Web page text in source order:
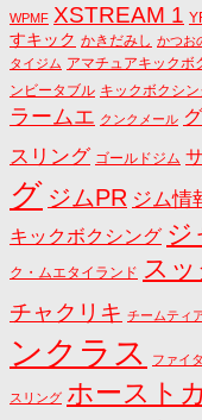
WPMF XSTREAM 1
すキック かきだみし かつお
タイジム アマチュアキックボ
ンビータブル キックボクシ
ラームエ クンクメール
スリング ゴールドジム
グ ジムPR ジム情
キックボクシング ジ
ク・ムエタイランド ス
チャクリキ チームティ
ンクラス
ファイ
スリング ホースト